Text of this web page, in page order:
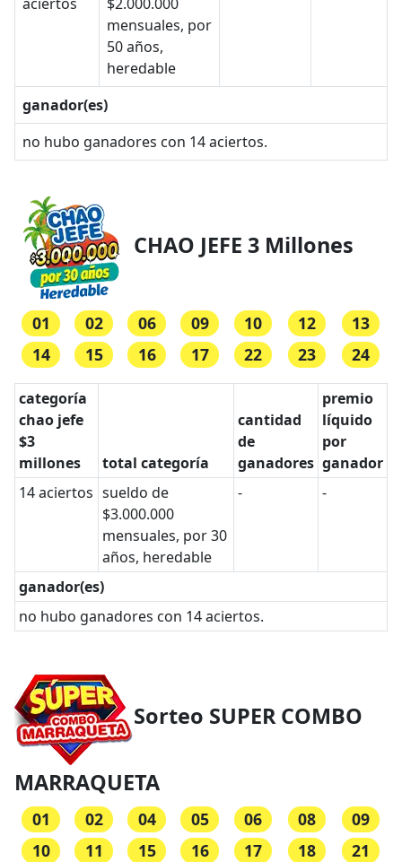
mensuales, por
50 años,
heredable
ganador(es)
no hubo ganadores con 14 aciertos.
CHAO JEFE 3 Millones
01 02 06 09 10 12
13
14
15 16 17 22 23 24
categoría
chao jefe
$3
millones
total categoría
cantidad
de
ganadores
premio
líquido
por
ganador
14 aciertos sueldo de
$3.000.000
mensuales, por 30
años, heredable
- -
ganador(es)
no hubo ganadores con 14 aciertos.
Sorteo SUPER COMBO
MARRAQUETA
01 02 04 05 06 08
09
10
11 15 16 17 18 21